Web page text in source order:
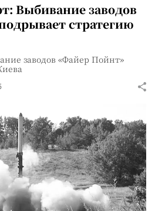
Выбивание заводов
стратегию
заводов «Файер Пойнт»